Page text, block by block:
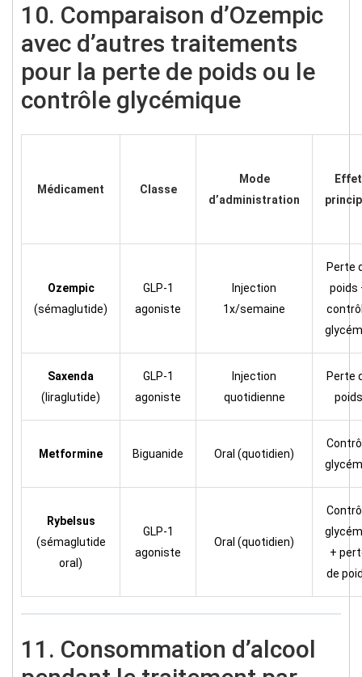
10. Comparaison d’Ozempic
avec d’autres traitements
pour la perte de poids ou le
contrôle glycémique
Médicament Classe
Mode
d’administration
Effet
Ozempic
(sémaglutide)
GLP-1
agoniste
Injection
1x/semaine
Perte
poids
Saxenda
(liraglutide)
GLP-1
agoniste
Injection
quotidienne
Perte
poids
Metformine Biguanide Oral (quotidien)
Rybelsus
(sémaglutide
oral)
GLP-1
agoniste
Oral (quotidien)
+
de
11. Consommation d’alcool